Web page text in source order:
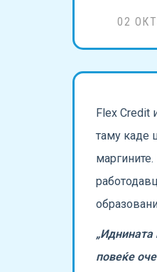
02
Flex Credit
таму каде
„Иднината
повеќе